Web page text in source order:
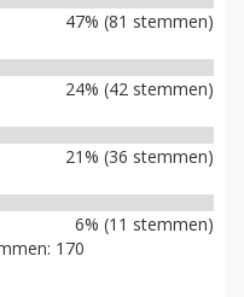
47% (81 stemmen)
24% (42 stemmen)
21% (36 stemmen)
6% (11 stemmen)
170